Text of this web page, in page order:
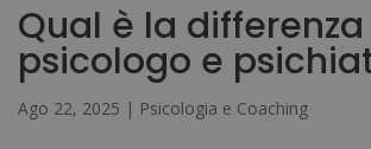
Qual è la
psicologo e
Ago 22, 2025 | Psicologia e Coaching